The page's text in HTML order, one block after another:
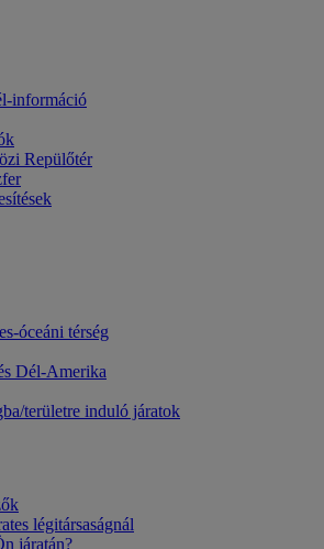
információ
Repülőtér
óceáni térség
Dél-Amerika
területre induló járatok
légitársaságnál
járatán?